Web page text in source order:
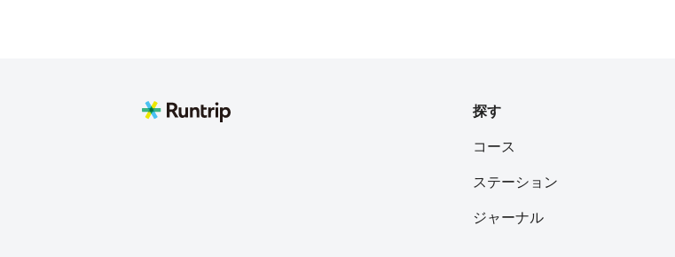
探す
コース
ステーション
ジャーナル